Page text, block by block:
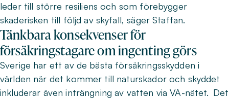
leder till större resiliens och som förebygger
skaderisken till följd av skyfall, säger Staffan.
Tänkbara konsekvenser för
försäkringstagare om ingenting görs
Sverige har ett av de bästa försäkringsskydden i
världen när det kommer till naturskador och skyddet
inkluderar även inträngning av vatten via VA-nätet. Det